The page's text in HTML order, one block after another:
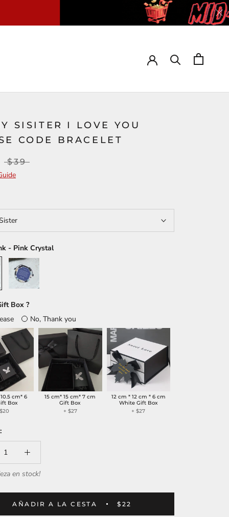
SISITER I LOVE YOU
CODE BRACELET
$39
- Pink Crystal
Multicolor
Hematite
Box ?
No, Thank you
cm* 6
Box
15 cm* 15 cm* 7 cm
Gift Box
+ $27
12 cm * 12 cm * 6 cm
White Gift Box
+ $27
en stock!
AÑADIR A LA CESTA $22